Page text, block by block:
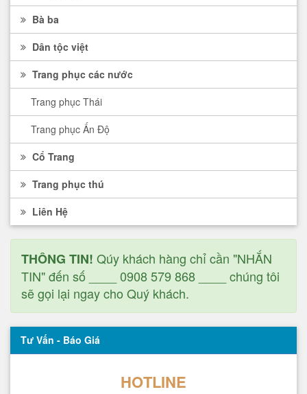
Bà ba
Dân tộc việt
Trang phục các nước
Trang phục Thái
Trang phục Ấn Độ
Cổ Trang
Trang phục thú
Liên Hệ
THÔNG TIN! Qúy khách hàng chỉ cần "NHẮN
TIN" đến số ____ 0908 579 868 ____ chúng tôi
sẽ gọi lại ngay cho Quý khách.
Tư Vấn - Báo Giá
HOTLINE